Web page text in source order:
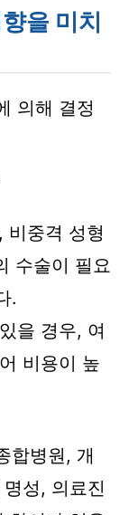
을 미치
의해 결정
비중격 성형
수술이 필요
.
을 경우, 여
비용이 높
합병원, 개
성, 의료진